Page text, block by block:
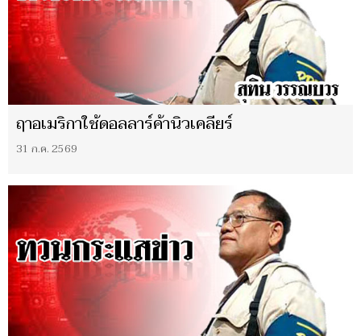
ฤาอเมริกาใช้ดอลลาร์ค้านิวเคลียร์
31 ก.ค. 2569